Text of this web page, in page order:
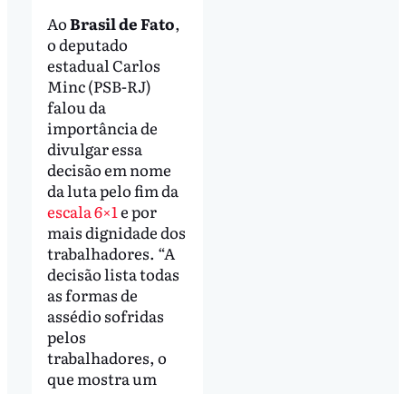
AoBrasil de Fato,
o deputado
estadual Carlos
Minc (PSB-RJ)
falou da
importância de
divulgar essa
decisão em nome
da luta pelo fim da
escala 6×1e por
mais dignidade dos
trabalhadores. “A
decisão lista todas
as formas de
assédio sofridas
pelos
trabalhadores, o
que mostra um